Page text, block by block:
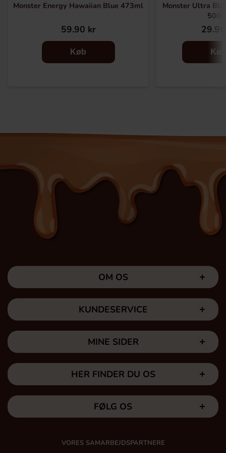
Monster Energy Hawaiian Blue 473ml
59.90 kr
Køb
Monster Ultra
Køb
OM OS
KUNDESERVICE
MINE SIDER
HER FINDER DU OS
FØLG OS
VORES SAMARBEJDSPARTNERE